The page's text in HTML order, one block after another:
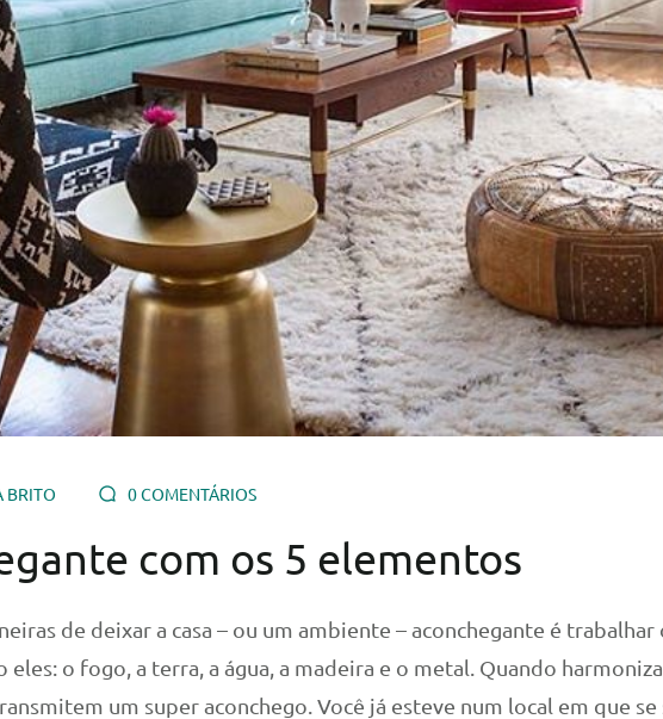
BRITO 0 COMENTÁRIOS
com os 5 elementos
de deixar a casa – ou um ambiente – aconchegante é trabalhar
eles: o fogo, a terra, a água, a madeira e o metal. Quando
um super aconchego. Você já esteve num local em que